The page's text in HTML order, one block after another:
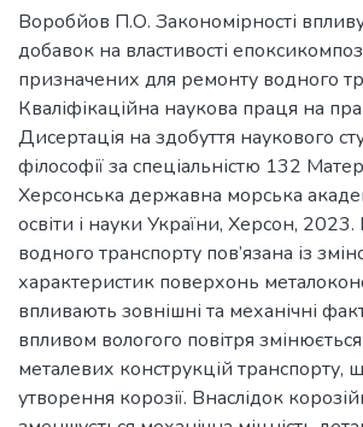
Воробйов П.О. Закономірності
добавок на властивості
призначених для ремонту водного
Кваліфікаційна наукова праця на
Дисертація на здобуття наукового
філософії за спеціальністю 132
Херсонська державна морська
освіти і науки України, Херсон, 2023.
водного транспорту пов’язана із
характеристик поверхонь
впливають зовнішні та механічні
впливом вологого повітря
металевих конструкцій транспорту,
утворення корозії. Внаслідок